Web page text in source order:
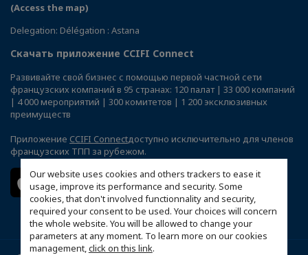
Our website uses cookies and others trackers to ease it
usage, improve its performance and security. Some
cookies, that don't involved functionnality and security,
required your consent to be used. Your choices will concern
the whole website. You will be allowed to change your
parameters at any moment. To learn more on our cookies
management,click on this link.
(Access the map)
Delegation: Délégation : Astana
Скачать приложение CCIFI Connect
Развивайте свой бизнес с помощью первой частной сети
французских компаний в 95 странах: 120 палат | 33 000 компаний
| 4 000 мероприятий | 300 комитетов | 1 200 эксклюзивных
преимуществ
Приложение CCIFI Connectдоступно исключительно для членов
французских ТПП за рубежом.